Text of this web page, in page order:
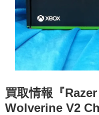
買取情報『Razer
Wolverine ​V2